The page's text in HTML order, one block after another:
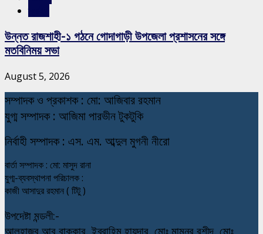
উন্নত রাজশাহী-১ গঠনে গোদাগাড়ী উপজেলা প্রশাসনের সঙ্গে
মতবিনিময় সভা
August 5, 2026
সম্পাদক ও প্রকাশক : মো: আজিবার রহমান
যুগ্ম সম্পাদক : আজিমা পারভীন টুকটুকি
নির্বাহী সম্পাদক : এস. এম. আব্দুল মুগনী নীরো
বার্তা সম্পাদক : মো: মাসুদ রানা
যুগ্ম-ব্যবস্থাপনা পরিচালক :
কাজী আসাদুর রহমান ( টিটু )
উপদেষ্টা মন্ডলী:-